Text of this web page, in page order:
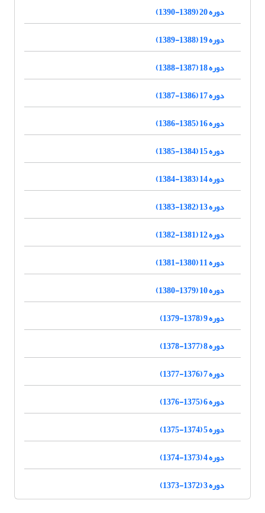
دوره 20 (1389-1390)
دوره 19 (1388-1389)
دوره 18 (1387-1388)
دوره 17 (1386-1387)
دوره 16 (1385-1386)
دوره 15 (1384-1385)
دوره 14 (1383-1384)
دوره 13 (1382-1383)
دوره 12 (1381-1382)
دوره 11 (1380-1381)
دوره 10 (1379-1380)
دوره 9 (1378-1379)
دوره 8 (1377-1378)
دوره 7 (1376-1377)
دوره 6 (1375-1376)
دوره 5 (1374-1375)
دوره 4 (1373-1374)
دوره 3 (1372-1373)